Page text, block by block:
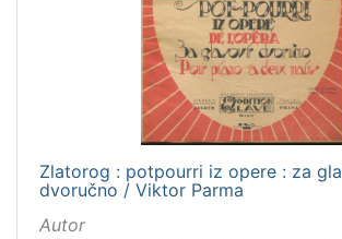
Zlatorog : potpourri iz opere : za
dvoručno / Viktor Parma
Autor